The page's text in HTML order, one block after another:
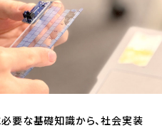
要な基礎知識から、社会実装